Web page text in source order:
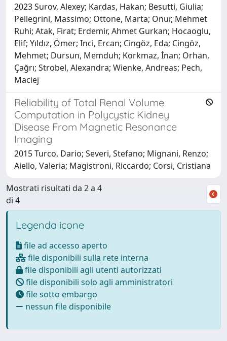
2023 Surov, Alexey; Kardas, Hakan; Besutti, Giulia;
Pellegrini, Massimo; Ottone, Marta; Onur, Mehmet
Ruhi; Atak, Firat; Erdemir, Ahmet Gurkan; Hocaoglu,
Elif; Yıldız, Ömer; Inci, Ercan; Cingöz, Eda; Cingöz,
Mehmet; Dursun, Memduh; Korkmaz, İnan; Orhan,
Çağrı; Strobel, Alexandra; Wienke, Andreas; Pech,
Maciej
Reliability of Total Renal Volume
Computation in Polycystic Kidney
Disease From Magnetic Resonance
Imaging
2015 Turco, Dario; Severi, Stefano; Mignani, Renzo;
Aiello, Valeria; Magistroni, Riccardo; Corsi, Cristiana
Mostrati risultati da 2 a 4
di 4
Legenda icone
file ad accesso aperto
file disponibili sulla rete interna
file disponibili agli utenti autorizzati
file disponibili solo agli amministratori
file sotto embargo
nessun file disponibile